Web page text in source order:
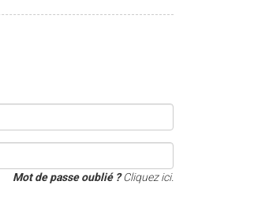
Mot de passe oublié ?Cliquez ici.